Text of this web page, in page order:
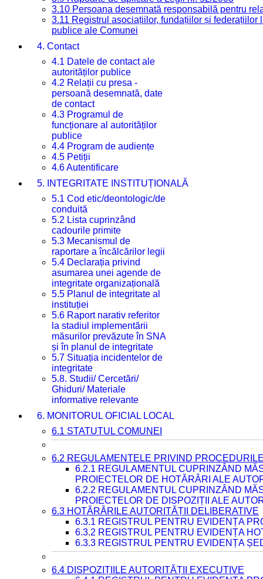
3.10 Persoana desemnată responsabilă pentru
3.11 Registrul asociațiilor, fundațiilor și federațiilor
publice ale Comunei
4. Contact
4.1 Datele de contact ale
autorităților publice
4.2 Relații cu presa -
persoană desemnată, date
de contact
4.3 Programul de
funcționare al autorităților
publice
4.4 Program de audiențe
4.5 Petiții
4.6 Autentificare
5. INTEGRITATE INSTITUȚIONALĂ
5.1 Cod etic/deontologic/de
conduită
5.2 Lista cuprinzând
cadourile primite
5.3 Mecanismul de
raportare a încălcărilor legii
5.4 Declarația privind
asumarea unei agende de
integritate organizațională
5.5 Planul de integritate al
instituției
5.6 Raport narativ referitor
la stadiul implementării
măsurilor prevăzute în SNA
și în planul de integritate
5.7 Situația incidentelor de
integritate
5.8. Studii/ Cercetări/
Ghiduri/ Materiale
informative relevante
6. MONITORUL OFICIAL LOCAL
6.1 STATUTUL COMUNEI
6.2 REGULAMENTELE PRIVIND
6.2.1 REGULAMENTUL CUPRINZÂND
PROIECTELOR DE HOTĂRÂRI ALE
6.2.2 REGULAMENTUL CUPRINZÂND
PROIECTELOR DE DISPOZIȚII ALE
6.3 HOTĂRÂRILE AUTORITĂȚII DELIBERATIVE
6.3.1 REGISTRUL PENTRU EVIDENȚA
6.3.2 REGISTRUL PENTRU EVIDENȚA
6.3.3 REGISTRUL PENTRU EVIDENȚA
6.4 DISPOZIȚIILE AUTORITĂȚII EXECUTIVE